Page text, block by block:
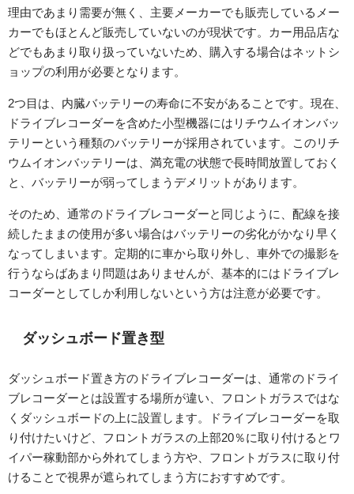
理由であまり需要が無く、主要メーカーでも販売しているメー
カーでもほとんど販売していないのが現状です。カー用品店な
どでもあまり取り扱っていないため、購入する場合はネットシ
ョップの利用が必要となります。
2つ目は、内臓バッテリーの寿命に不安があることです。現在、
ドライブレコーダーを含めた小型機器にはリチウムイオンバッ
テリーという種類のバッテリーが採用されています。このリチ
ウムイオンバッテリーは、満充電の状態で長時間放置しておく
と、バッテリーが弱ってしまうデメリットがあります。
そのため、通常のドライブレコーダーと同じように、配線を接
続したままの使用が多い場合はバッテリーの劣化がかなり早く
なってしまいます。定期的に車から取り外し、車外での撮影を
行うならばあまり問題はありませんが、基本的にはドライブレ
コーダーとしてしか利用しないという方は注意が必要です。
ダッシュボード置き型
ダッシュボード置き方のドライブレコーダーは、通常のドライ
ブレコーダーとは設置する場所が違い、フロントガラスではな
くダッシュボードの上に設置します。ドライブレコーダーを取
り付けたいけど、フロントガラスの上部20％に取り付けるとワ
イパー稼動部から外れてしまう方や、フロントガラスに取り付
けることで視界が遮られてしまう方におすすめです。